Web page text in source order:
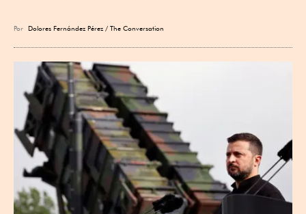
Por Dolores Fernández Pérez / The Conversation